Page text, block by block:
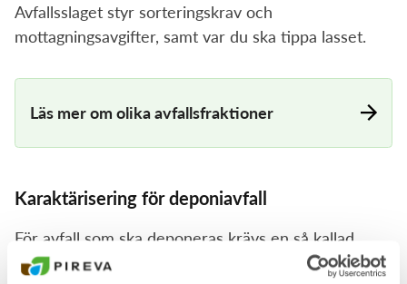
Avfallsslaget styr sorteringskrav och
mottagningsavgifter, samt var du ska tippa lasset.
Läs mer om olika avfallsfraktioner
Karaktärisering för deponiavfall
För avfall som ska deponeras krävs en så kallad
grundläggande karaktärisering.